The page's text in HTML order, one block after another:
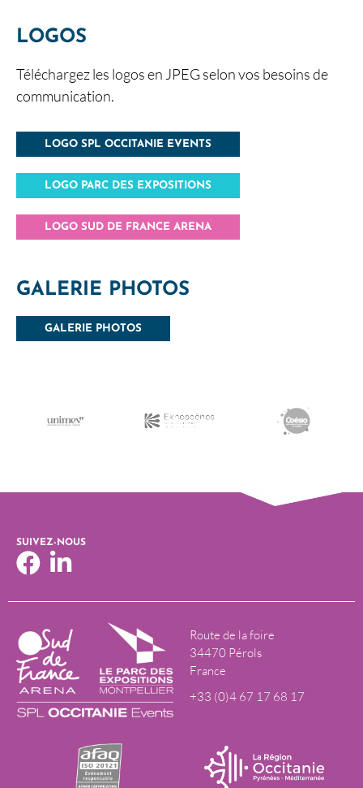
LOGOS
Téléchargez les logos en JPEG selon vos besoins de
communication.
LOGO SPL OCCITANIE EVENTS
LOGO PARC DES EXPOSITIONS
LOGO SUD DE FRANCE ARENA
GALERIE PHOTOS
GALERIE PHOTOS
SUIVEZ-NOUS
Route de la foire
34470 Pérols
France
+33 (0)4 67 17 68 17